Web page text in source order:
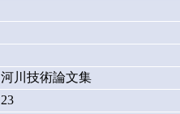
河川技術論文集
23